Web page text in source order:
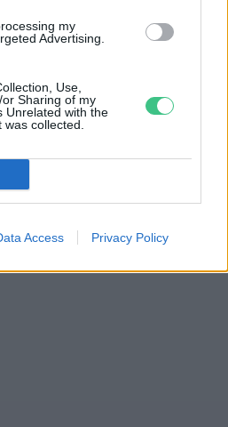
my
Advertising.
Use,
Sharing of my
Unrelated with the
collected.
Access Privacy Policy
mentális egészségünkre
lehet, de van segítség